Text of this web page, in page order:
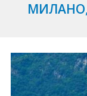
Екскурзии в Европа
Самолетни
ПОЧИВКИ
МИЛАНО,